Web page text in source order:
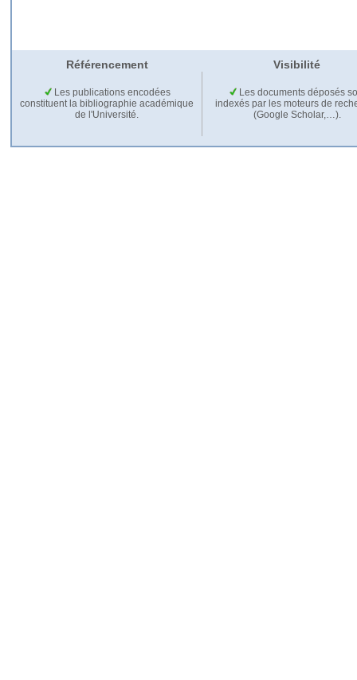
Référencement Visibilité
Les publications encodées
constituent la bibliographie académique
de l'Université.
Les documents déposés
indexés par les moteurs de
(Google Scholar,…).